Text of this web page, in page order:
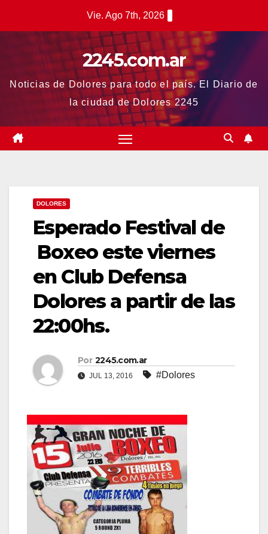
Vie. Ago 7th, 2026
2245.com.ar
Noticias de Dolores para todo el país. El Diario de
la ciudad de Dolores 2245
DOLORES
Esperado Festival de
Boxeo este viernes
en Club Defensa
Dolores a partir de las
22:00hs.
Por 2245.com.ar
JUL 13, 2016 #Dolores